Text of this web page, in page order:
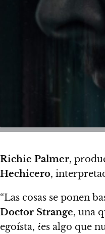
Richie Palmer,
Hechicero,
“Las cosas se ponen
Doctor Strange, una
egoísta, ¿es algo que